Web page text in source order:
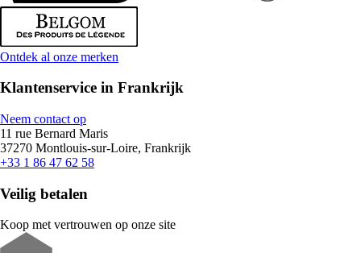
Ontdek al onze merken
Klantenservice in Frankrijk
Neem contact op
11 rue Bernard Maris
37270 Montlouis-sur-Loire, Frankrijk
+33 1 86 47 62 58
Veilig betalen
Koop met vertrouwen op onze site